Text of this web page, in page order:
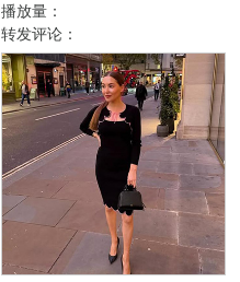
播放量：
转发评论：